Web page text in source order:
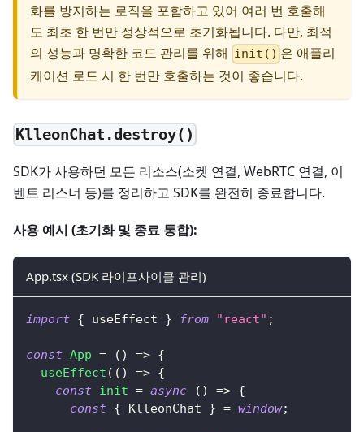
화를 방지하는 로직을 포함하고 있어 여러 번 호출해
도 최초 한 번만 정상적으로 초기화됩니다. 다만, 최적
의 성능과 명확한 코드 관리를 위해 init() 은 애플리
케이션 로드 시 한 번만 호출하는 것이 좋습니다.
KlleonChat.destroy()
SDK가 사용하던 모든 리소스(소켓 연결, WebRTC 연결, 이
벤트 리스너 등)를 정리하고 SDK를 완전히 종료합니다.
사용 예시 (초기화 및 종료 통합):
App.tsx (SDK 라이프사이클 관리)
import { useEffect } from "react" ;
const App = ( ) => {
useEffect ( ( ) => {
const init = async ( ) => {
const { KlleonChat } = window;